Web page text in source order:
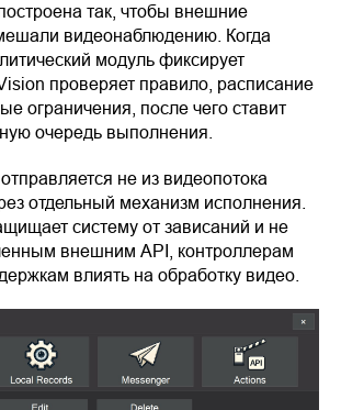
так, чтобы внешние
видеонаблюдению. Когда
модуль фиксирует
проверяет правило, расписание
ограничения, после чего ставит
очередь выполнения.
не из видеопотока
отдельный механизм исполнения.
систему от зависаний и не
внешним API, контроллерам
влиять на обработку видео.